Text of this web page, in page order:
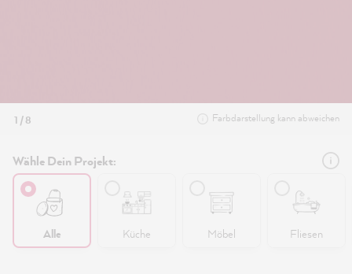
1 / 8 Farbdarstellung kann abweichen
Wähle Dein Projekt:
Alle Küche Möbel Fliesen